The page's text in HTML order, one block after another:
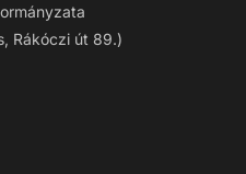
Rákóczi út 89.)